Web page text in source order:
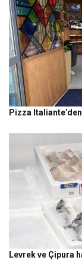
Pizza
Levrek ve Çipura